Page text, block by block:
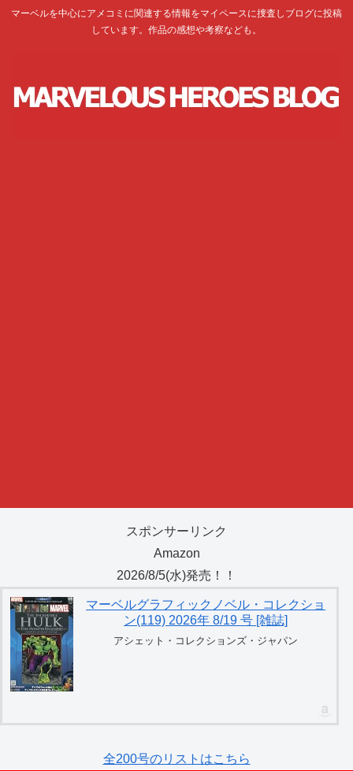
マーベルを中心にアメコミに関連する情報をマイペースに捜査しブログに投稿
しています。作品の感想や考察なども。
スポンサーリンク
Amazon
2026/8/5(水)発売！！
マーベルグラフィックノベル・コレクショ
ン(119) 2026年 8/19 号 [雑誌]
アシェット・コレクションズ・ジャパン
全200号のリストはこちら